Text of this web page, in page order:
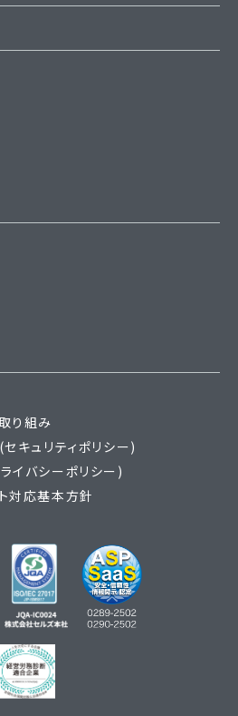
り組み
キュリティポリシー)
イバシーポリシー)
対応基本方針